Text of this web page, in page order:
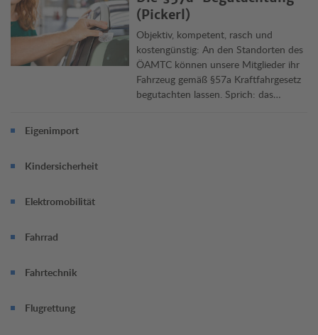
Österreich und im Ausland.
(Pickerl)
Objektiv, kompetent, rasch und
kostengünstig: An den Standorten des
ÖAMTC können unsere Mitglieder ihr
Fahrzeug gemäß §57a Kraftfahrgesetz
begutachten lassen. Sprich: das
Eigenimport
Kindersicherheit
Elektromobilität
Fahrrad
Fahrtechnik
Flugrettung